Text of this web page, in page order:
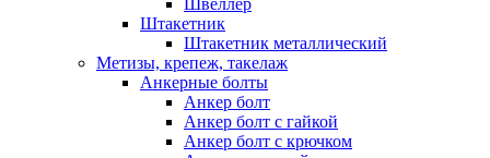
Швеллер
Штакетник
Штакетник металлический
Метизы, крепеж, такелаж
Анкерные болты
Анкер болт
Анкер болт с гайкой
Анкер болт с крючком